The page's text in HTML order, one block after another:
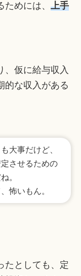
めには、 上手
、仮に給与収入
的な収入がある
大事だけど、
させるための
。
怖いもん。
たとしても、定